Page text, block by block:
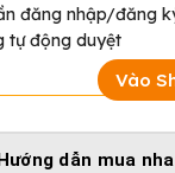
đăng nhập/đăng
tự động duyệt
Vào
Hướng dẫn mua